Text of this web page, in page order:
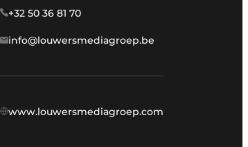
+32 50 36 81 70
info@louwersmediagroep.be
www.louwersmediagroep.com